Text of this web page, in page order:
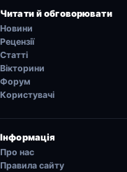
Читати й обговорювати
Новини
Рецензії
Статті
Вікторини
Форум
Користувачі
Інформація
Про нас
Правила сайту